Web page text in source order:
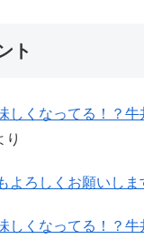
ト
しくなってる！？
り
よろしくお願いしま
しくなってる！？